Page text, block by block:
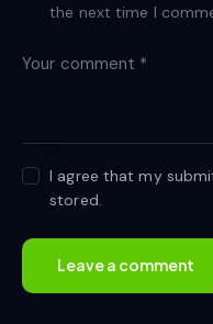
the next time I
I agree that my
stored.